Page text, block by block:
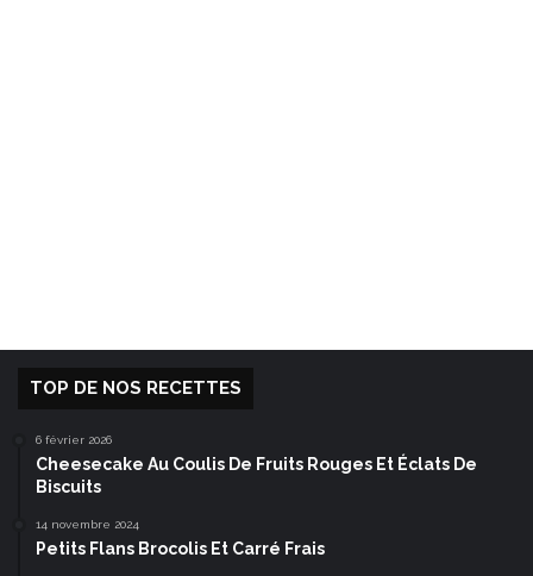
TOP DE NOS RECETTES
6 février 2026
Cheesecake Au Coulis De Fruits Rouges Et Éclats De
Biscuits
14 novembre 2024
Petits Flans Brocolis Et Carré Frais